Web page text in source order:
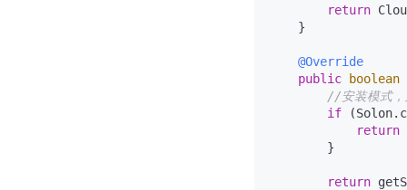
return
    }
@Override
public
boolean
//安装模式，
if
return
        }
return